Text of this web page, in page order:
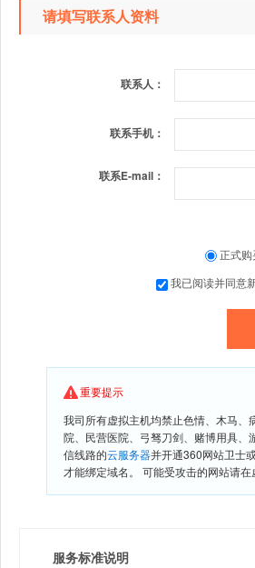
请填写联系人资料
联系人：
联系手机：
联系E-mail：
正式购
我已阅读并同意
重要提示
我司所有虚拟主机均禁止色情、木马
院、民营医院、弓驽刀剑、赌博用具
信线路的云服务器并开通360网站卫士
才能绑定域名。 可能受攻击的网站请
服务标准说明